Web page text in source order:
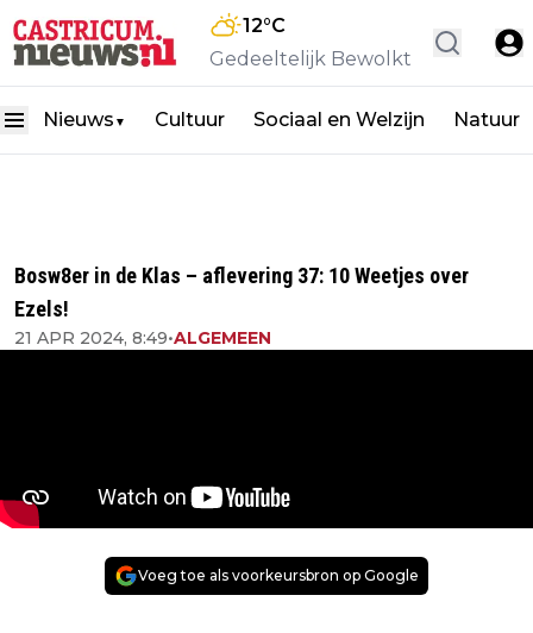
12°C
Gedeeltelijk Bewolkt
Nieuws ▼ Cultuur Sociaal en Welzijn Natuur
Bosw8er in de Klas – aflevering 37: 10 Weetjes over
Ezels!
21 APR 2024, 8:49•ALGEMEEN
Voeg toe als voorkeursbron op Google